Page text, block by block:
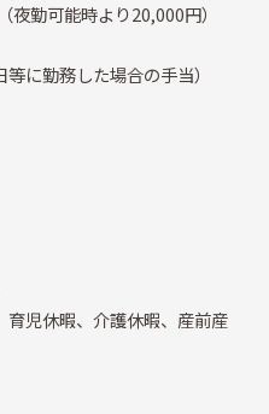
勤可能時より20,000円）
に勤務した場合の手当）
児休暇、介護休暇、産前産